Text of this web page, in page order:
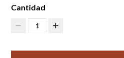
Cantidad
1